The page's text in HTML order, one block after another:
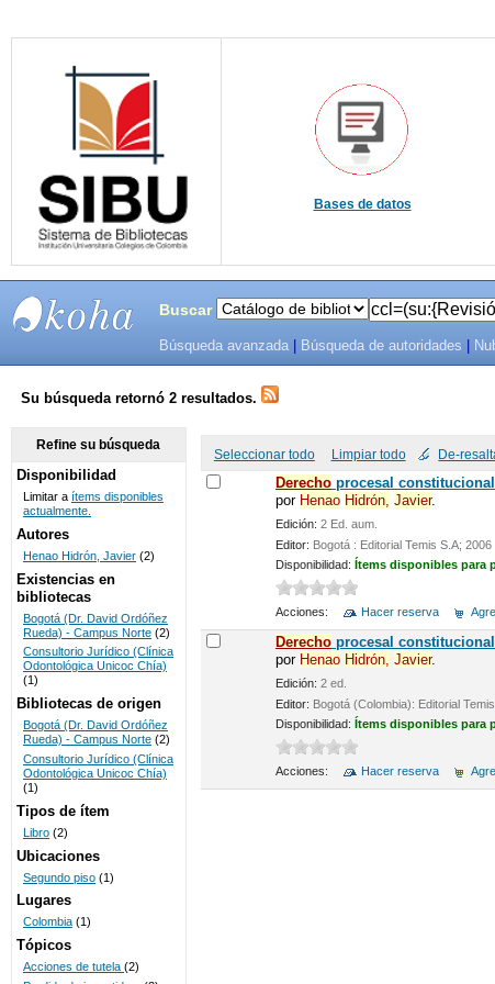
Bases de datos
SISTEMAS
DE
BIBLIOTECAS
UNICOC
Buscar
Búsqueda avanzada Búsqueda de autoridades
Su búsqueda retornó 2 resultados.
Seleccionar todo Limpiar todo De-
Derechoprocesal
por Henao Hidrón, Javier.
Edición: 2 Ed. aum.
Editor: Bogotá : Editorial Temis S.A; 2006
Disponibilidad: Ítems disponibles para
Acciones: Hacer reserva
Derechoprocesal
por Henao Hidrón, Javier.
Edición: 2 ed.
Editor: Bogotá (Colombia): Editorial
Disponibilidad: Ítems disponibles para
Acciones: Hacer reserva
Refine su búsqueda
Disponibilidad
Limitar a ítems disponibles
actualmente.
Autores
Henao Hidrón, Javier (2)
Existencias en
bibliotecas
Bogotá (Dr. David Ordóñez
Rueda) - Campus Norte (2)
Consultorio Jurídico (Clínica
Odontológica Unicoc Chía)
(1)
Bibliotecas de origen
Bogotá (Dr. David Ordóñez
Rueda) - Campus Norte (2)
Consultorio Jurídico (Clínica
Odontológica Unicoc Chía)
(1)
Tipos de ítem
Libro (2)
Ubicaciones
Segundo piso (1)
Lugares
Colombia (1)
Tópicos
Acciones de tutela (2)